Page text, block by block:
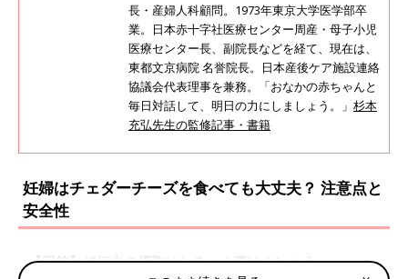
長・産婦人科顧問。1973年東京大学医学部卒
業。日本赤十字社医療センター周産・母子小児
医療センター長、副院長などを経て、現在は、
東都文京病院 名誉院長。日本産後ケア施設連絡
協議会代表理事を兼務。「おなかの赤ちゃんと
毎日対話して、明日の力にしましょう。」 杉本
充弘先生の監修記事・書籍
妊婦はチェダーチーズを食べても大丈夫？ 注意点と
安全性
【回答】妊娠中の摂取はなるべく避けましょう